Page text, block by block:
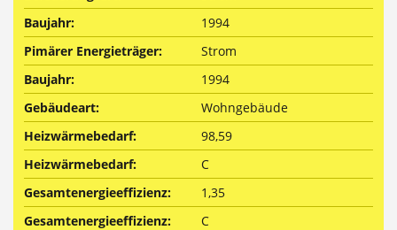
Baujahr:
1994
Pimärer Energieträger:
Strom
Baujahr:
1994
Gebäudeart:
Wohngebäude
Heizwärmebedarf:
98,59
Heizwärmebedarf:
C
Gesamtenergieeffizienz:
1,35
Gesamtenergieeffizienz:
C